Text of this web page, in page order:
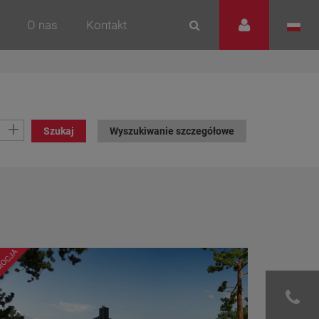
O nas Kontakt
+ Szukaj Wyszukiwanie szczegółowe